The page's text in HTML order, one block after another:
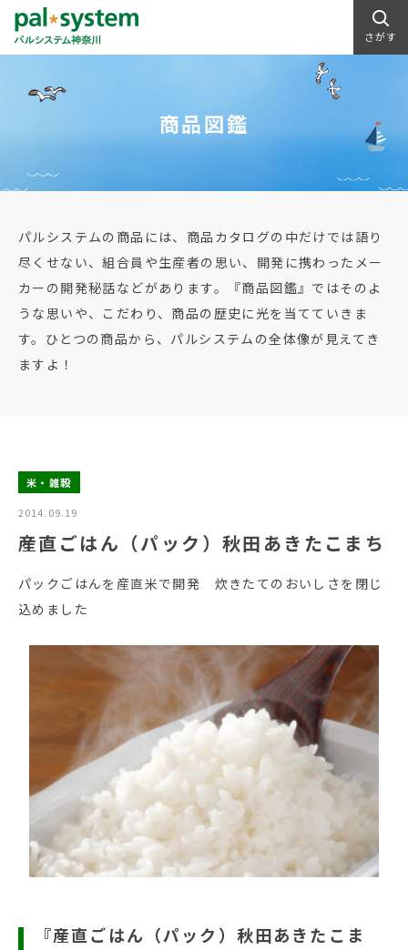
さがす
商品図鑑
パルシステムの商品には、商品カタログの中だけでは語り
尽くせない、組合員や生産者の思い、開発に携わったメー
カーの開発秘話などがあります。『商品図鑑』ではそのよ
うな思いや、こだわり、商品の歴史に光を当てていきま
す。ひとつの商品から、パルシステムの全体像が見えてき
ますよ！
米・雑穀
2014.09.19
産直ごはん（パック）秋田あきたこまち
パックごはんを産直米で開発 炊きたてのおいしさを閉じ
込めました
『産直ごはん（パック）秋田あきたこま